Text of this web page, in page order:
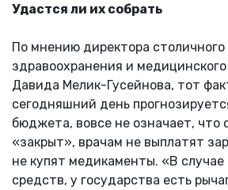
Удастся ли их собрать
По мнению директора
здравоохранения и
Давида Мелик-Гусейнова, тот
сегодняшний день
бюджета, вовсе не означает, что
«закрыт», врачам не выплатят
не купят медикаменты. «В случае
средств, у государства есть